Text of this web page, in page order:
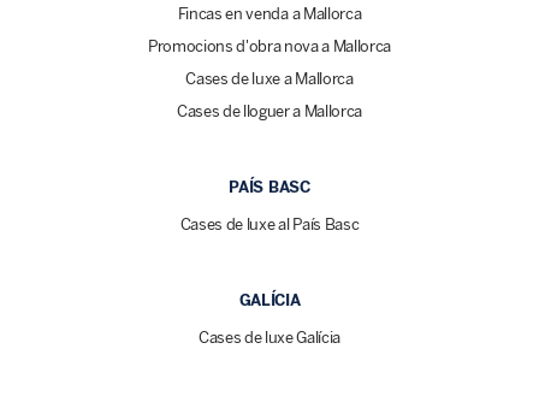
Fincas en venda a Mallorca
Promocions d'obra nova a Mallorca
Cases de luxe a Mallorca
Cases de lloguer a Mallorca
PAÍS BASC
Cases de luxe al País Basc
GALÍCIA
Cases de luxe Galícia